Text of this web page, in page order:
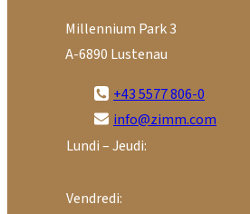
Millennium Park 3
A-6890 Lustenau
+43 5577 806-0
info@zimm.com
Lundi – Jeudi:
Vendredi: